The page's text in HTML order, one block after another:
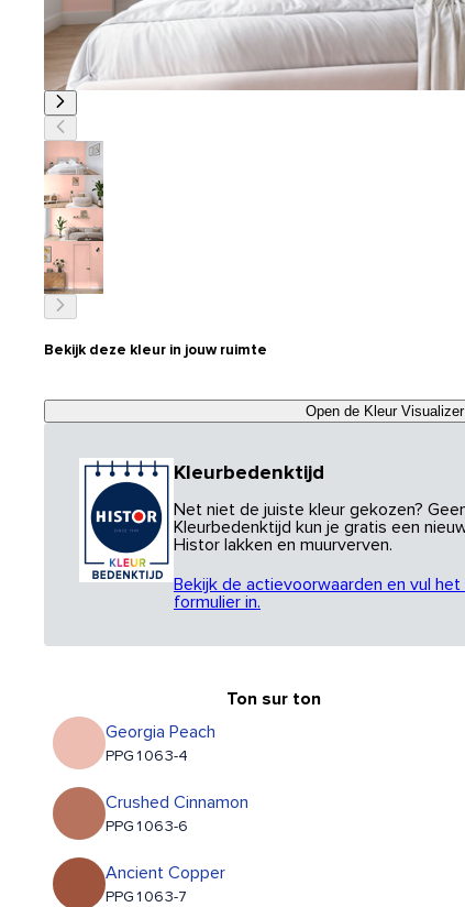
Bekijk deze kleur in jouw ruimte
Open de Kleur Visualizer
Kleurbedenktijd
Net niet de juiste kleur gekozen?
Kleurbedenktijd kun je gratis een
Histor lakken en muurverven.
Bekijk de actievoorwaarden en vul
formulier in.
Ton sur ton
Georgia Peach
PPG1063-4
Crushed Cinnamon
PPG1063-6
Ancient Copper
PPG1063-7